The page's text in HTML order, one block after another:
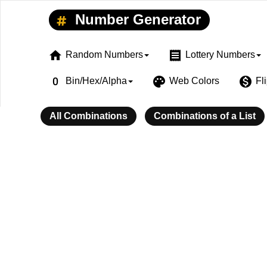
Number Generator
home Random Numbers receipt Lottery Numbers
exposure_zero Bin/Hex/Alpha palette Web Colors monetization_on
All Combinations Combinations of a List